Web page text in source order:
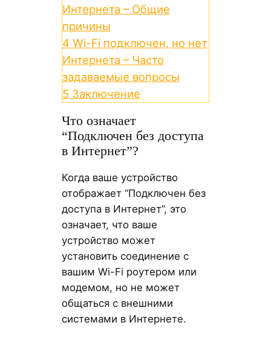
Интернета – Общие
причины
4 Wi-Fi подключен, но нет
Интернета – Часто
задаваемые вопросы
5 Заключение
Что означает
“Подключен без доступа
в Интернет”?
Когда ваше устройство
отображает “Подключен без
доступа в Интернет”, это
означает, что ваше
устройство может
установить соединение с
вашим Wi-Fi роутером или
модемом, но не может
общаться с внешними
системами в Интернете.